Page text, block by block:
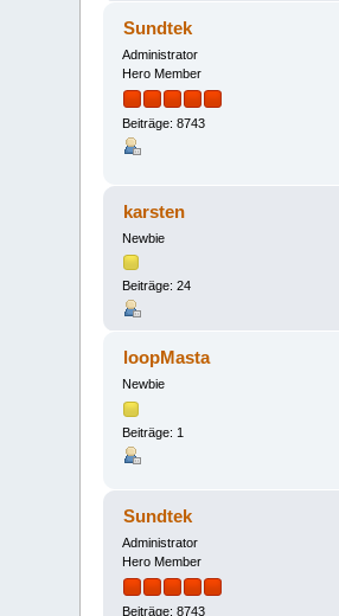
Sundtek
Administrator
Hero Member
Beiträge: 8743
karsten
Newbie
Beiträge: 24
loopMasta
Newbie
Beiträge: 1
Sundtek
Administrator
Hero Member
Beiträge: 8743